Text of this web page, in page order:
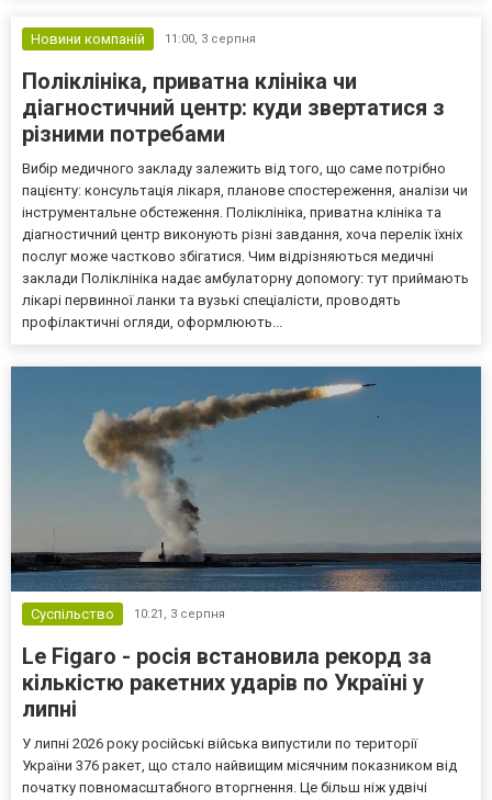
Новини компаній 11:00, 3 серпня
Поліклініка, приватна клініка чи
діагностичний центр: куди звертатися з
різними потребами
Вибір медичного закладу залежить від того, що саме потрібно
пацієнту: консультація лікаря, планове спостереження, аналізи чи
інструментальне обстеження. Поліклініка, приватна клініка та
діагностичний центр виконують різні завдання, хоча перелік їхніх
послуг може частково збігатися. Чим відрізняються медичні
заклади Поліклініка надає амбулаторну допомогу: тут приймають
лікарі первинної ланки та вузькі спеціалісти, проводять
профілактичні огляди, оформлюють...
Суспільство 10:21, 3 серпня
Le Figaro - росія встановила рекорд за
кількістю ракетних ударів по Україні у
липні
У липні 2026 року російські війська випустили по території
України 376 ракет, що стало найвищим місячним показником від
початку повномасштабного вторгнення. Це більш ніж удвічі